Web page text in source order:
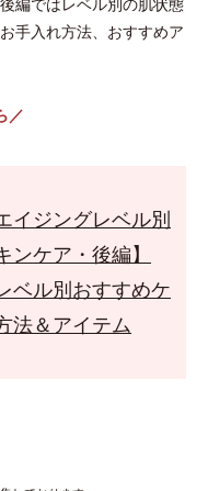
手入れ方法、おすすめア
／
イジングレベル別
ンケア・後編】
ベル別おすすめケ
法＆アイテム